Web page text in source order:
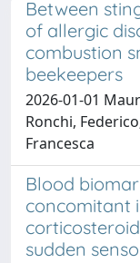
Between
of allergic
combustion
beekeepers
2026-01-01
Ronchi,
Francesca
Blood
concomitant
sudden